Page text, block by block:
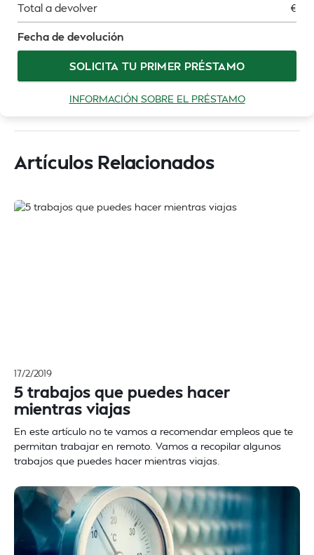
Total a devolver €
Fecha de devolución
SOLICITA TU PRIMER PRÉSTAMO
INFORMACIÓN SOBRE EL PRÉSTAMO
Artículos Relacionados
17/2/2019
5 trabajos que puedes hacer
mientras viajas
En este artículo no te vamos a recomendar empleos que te
permitan trabajar en remoto. Vamos a recopilar algunos
trabajos que puedes hacer mientras viajas.